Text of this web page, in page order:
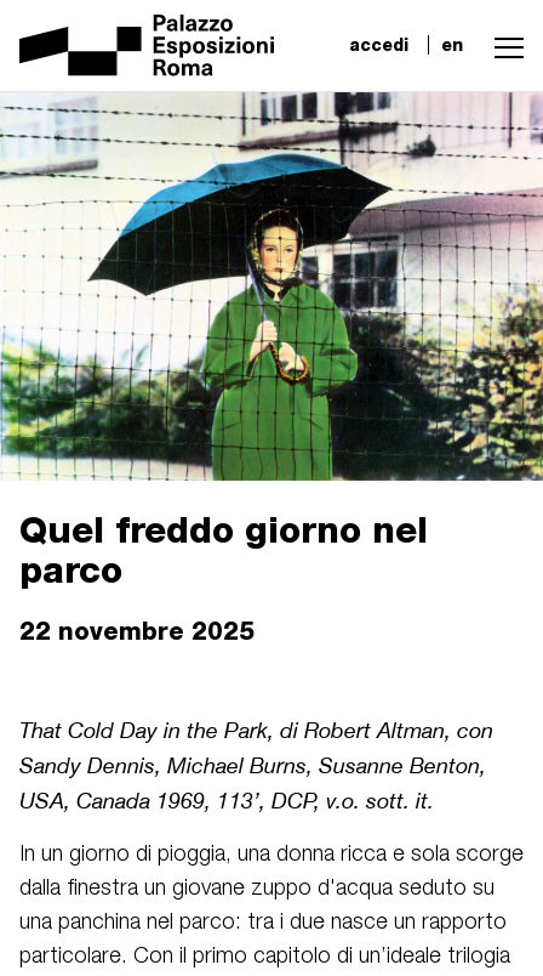
accedi en
Quel freddo giorno nel
parco
22 novembre 2025
That Cold Day in the Park, di Robert Altman, con
Sandy Dennis, Michael Burns, Susanne Benton,
USA, Canada 1969, 113’, DCP, v.o. sott. it.
In un giorno di pioggia, una donna ricca e sola scorge
dalla finestra un giovane zuppo d'acqua seduto su
una panchina nel parco: tra i due nasce un rapporto
particolare. Con il primo capitolo di un’ideale trilogia